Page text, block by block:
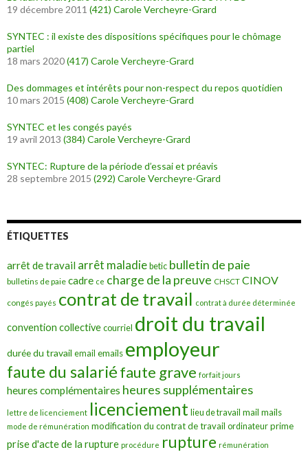
19 décembre 2011 (421) Carole Vercheyre-Grard
SYNTEC : il existe des dispositions spécifiques pour le chômage
partiel
18 mars 2020(417) Carole Vercheyre-Grard
Des dommages et intérêts pour non-respect du repos quotidien
10 mars 2015 (408) Carole Vercheyre-Grard
SYNTEC et les congés payés
19 avril 2013 (384) Carole Vercheyre-Grard
SYNTEC: Rupture de la période d’essai et préavis
28 septembre 2015 (292) Carole Vercheyre-Grard
ÉTIQUETTES
arrêt de travail arrêt maladie betic bulletin de paie
bulletins de paie cadre ce charge de la preuve CHSCT CINOV
congés payés contrat de travail contrat à durée déterminée
convention collective courriel droit du travail
durée du travail email emails employeur
faute du salariéfaute grave forfait jours
heures complémentaires heures supplémentaires
lettre de licenciement licenciement lieu de travail mail mails
mode de rémunération modification du contrat de travail ordinateur prime
prise d'acte de la rupture procédure rupture rémunération